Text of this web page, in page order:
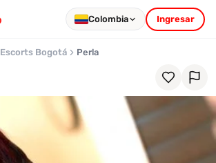
Colombia Ingresar
Escorts Bogotá Perla